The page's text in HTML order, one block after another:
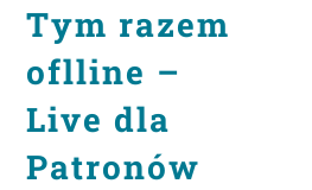
Tym razem
oflline –
Live dla
Patronów